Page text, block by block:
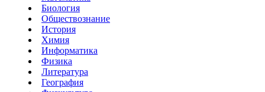
Биология
Обществознание
История
Химия
Информатика
Физика
Литература
География